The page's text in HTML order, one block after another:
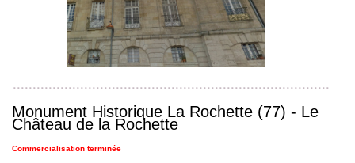
Monument Historique La Rochette (77) - Le
Château de la Rochette
Commercialisation terminée